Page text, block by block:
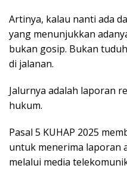
Artinya, kalau nanti ada
yang menunjukkan
bukan gosip. Bukan
di jalanan.
Jalurnya adalah laporan
hukum.
Pasal 5 KUHAP 2025
untuk menerima laporan
melalui media